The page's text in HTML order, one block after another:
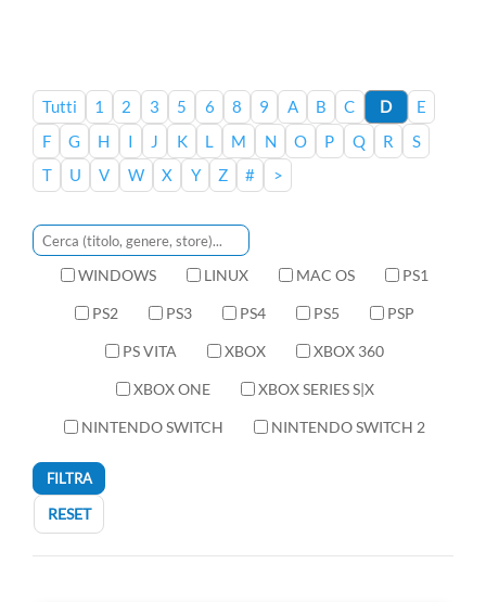
Tutti 1 2 3 5 6 8 9 A B C D
E
F
G H I J K L M N O P Q R
S
T
U V W X Y Z # >
WINDOWS LINUX MAC OS PS1
PS2 PS3 PS4 PS5 PSP
PS VITA XBOX XBOX 360
XBOX ONE XBOX SERIES S|X
NINTENDO SWITCH NINTENDO SWITCH 2
FILTRA
RESET